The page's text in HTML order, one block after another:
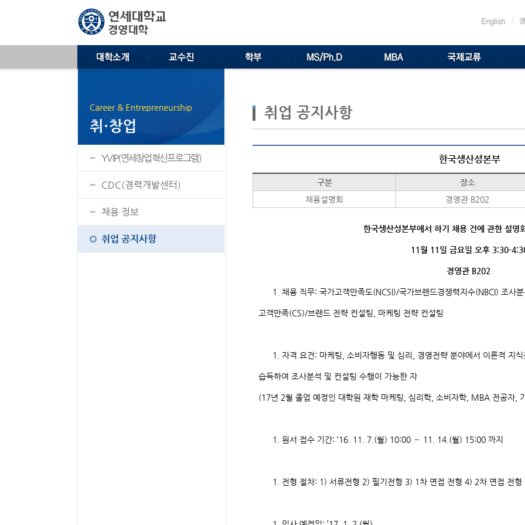
YVIP(연세창업혁신프로그램)
CDC(경력개발센터)
채용 정보
취업 공지사항
취업 공지사항
한국생산성본부
구분 장소
채용설명회
경영관 B202
한국생산성본부에서 하기 채용 건에 관한 설명
11월 11일 금요일 오후 3:30-
경영관 B202
채용 직무: 국가고객만족도(NCSI)/국가브랜드경쟁력지수(NBCI) 조사분
고객만족(CS)/브랜드 전략 컨설팅, 마케팅 전략 컨설팅
자격 요건: 마케팅, 소비자행동 및 심리, 경영전략 분야에서 이론적 지식
습득하여 조사분석 및 컨설팅 수행이 가능한 자
(17년 2월 졸업 예정인 대학원 재학 마케팅, 심리학, 소비자학, MBA 전공자,
원서 접수 기간: ‘16. 11. 7.(월) 10:00 ∼ 11. 14.(월) 15:00 까지
전형 절차: 1) 서류전형 2) 필기전형 3) 1차 면접 전형 4) 2차 면접 전형